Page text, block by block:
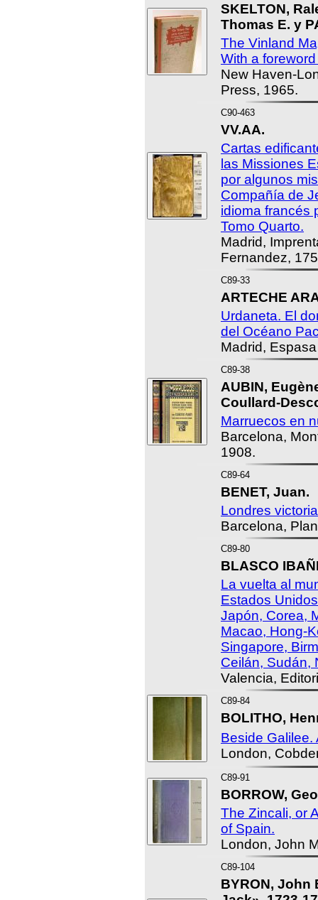
SKELTON,
Thomas E. y
The Vinland
With a
New Haven-
Press, 1965.
C90-463
VV.AA.
Cartas
las Missiones
por algunos
Compañía de
idioma francés
Tomo Quarto.
Madrid,
Fernandez,
C89-33
ARTECHE
Urdaneta. El
del Océano
Madrid,
C89-38
AUBIN,
Coullard-
Marruecos en
Barcelona,
1908.
C89-64
BENET, Juan.
Londres
Barcelona,
C89-80
BLASCO
La vuelta al
Estados
Japón, Corea,
Macao, Hong-
Singapore,
Ceilán, Sudán,
Valencia,
C89-84
BOLITHO,
Beside Galilee.
London,
C89-91
BORROW,
The Zincali, or
of Spain.
London, John
C89-104
BYRON, John